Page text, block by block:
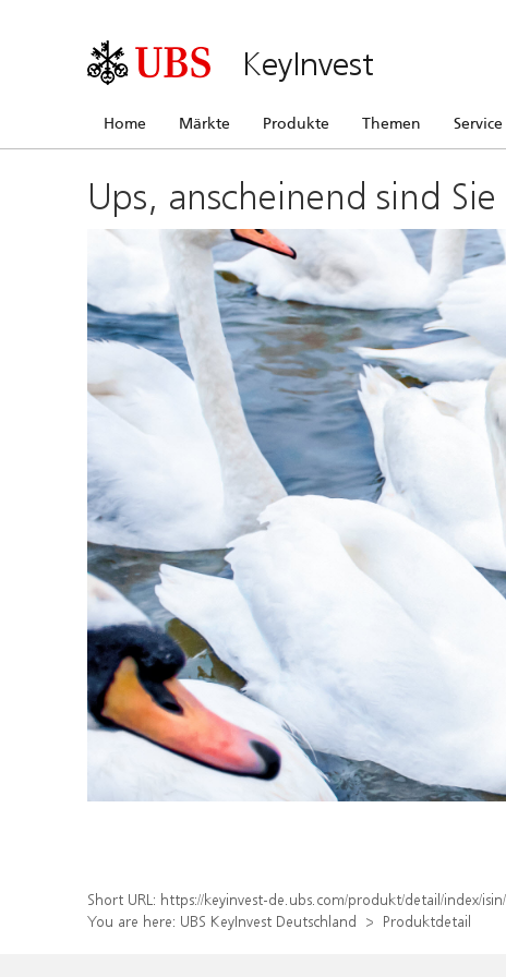
KeyInvest
Home Märkte Produkte Themen Service
Ups, anscheinend sind
Short URL: https://keyinvest-de.ubs.com/produkt/detail/index/
You are here: UBS KeyInvest Deutschland Produktdetail